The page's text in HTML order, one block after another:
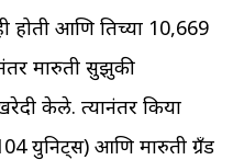
होती आणि तिच्या 10,669
मारुती सुझुकी
केले. त्यानंतर किया
युनिट्स) आणि मारुती ग्रँड